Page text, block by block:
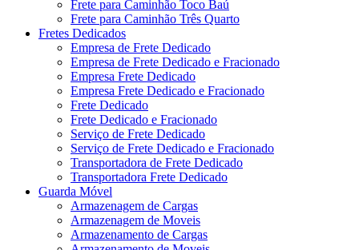
Frete para Caminhão Toco Baú
Frete para Caminhão Três Quarto
Fretes Dedicados
Empresa de Frete Dedicado
Empresa de Frete Dedicado e Fracionado
Empresa Frete Dedicado
Empresa Frete Dedicado e Fracionado
Frete Dedicado
Frete Dedicado e Fracionado
Serviço de Frete Dedicado
Serviço de Frete Dedicado e Fracionado
Transportadora de Frete Dedicado
Transportadora Frete Dedicado
Guarda Móvel
Armazenagem de Cargas
Armazenagem de Moveis
Armazenamento de Cargas